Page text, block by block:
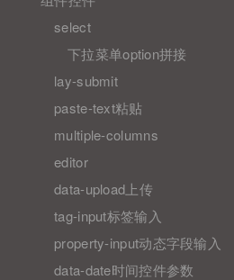
select
下拉菜单option拼接
lay-submit
paste-text粘贴
multiple-columns
editor
data-upload上传
tag-input标签输入
property-input动态字段输入
data-date时间控件参数